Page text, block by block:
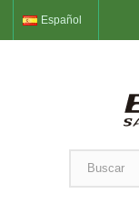
Español